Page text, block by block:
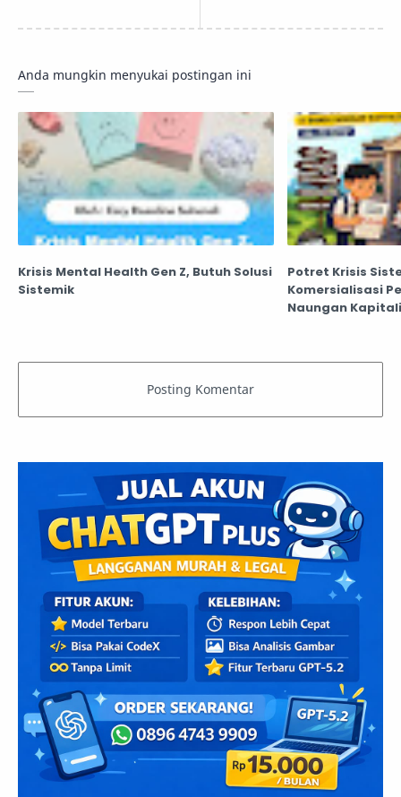
Anda mungkin menyukai postingan ini
Krisis Mental Health Gen Z, Butuh Solusi
Sistemik
Potret Krisis
Komersialisasi
Naungan